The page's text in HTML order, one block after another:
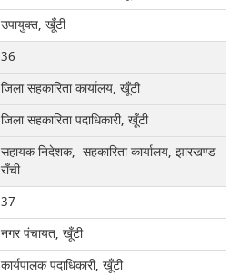
उपायुक्त, खूँटी
36
जिला सहकारिता कार्यालय, खूँटी
जिला सहकारिता पदाधिकारी, खूँटी
सहायक निदेशक, सहकारिता कार्यालय, झारखण्ड
राँची
37
नगर पंचायत, खूँटी
कार्यपालक पदाधिकारी, खूँटी